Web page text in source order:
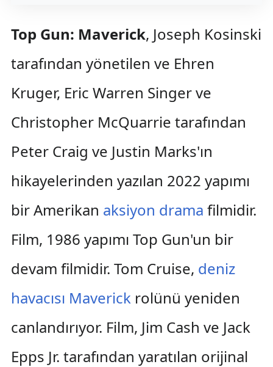
Top Gun: Maverick, Joseph Kosinski
tarafından yönetilen ve Ehren
Kruger, Eric Warren Singer ve
Christopher McQuarrie tarafından
Peter Craig ve Justin Marks'ın
hikayelerinden yazılan 2022 yapımı
bir Amerikan aksiyon drama filmidir.
Film, 1986 yapımı Top Gun'un bir
devam filmidir. Tom Cruise, deniz
havacısı Maverickrolünü yeniden
canlandırıyor. Film, Jim Cash ve Jack
Epps Jr. tarafından yaratılan orijinal